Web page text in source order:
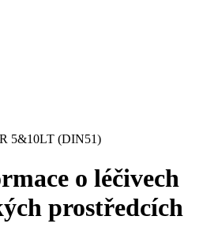
krve
k odběru newsletteru
5&10LT (DIN51)
o léčivech
prostředcích